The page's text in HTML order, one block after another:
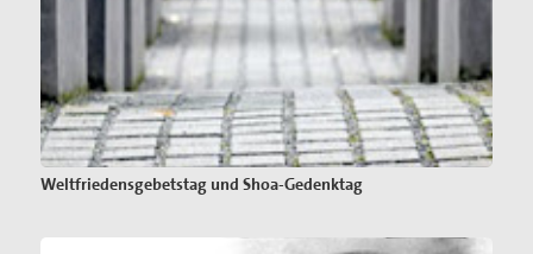
Weltfriedensgebetstag und Shoa-Gedenktag